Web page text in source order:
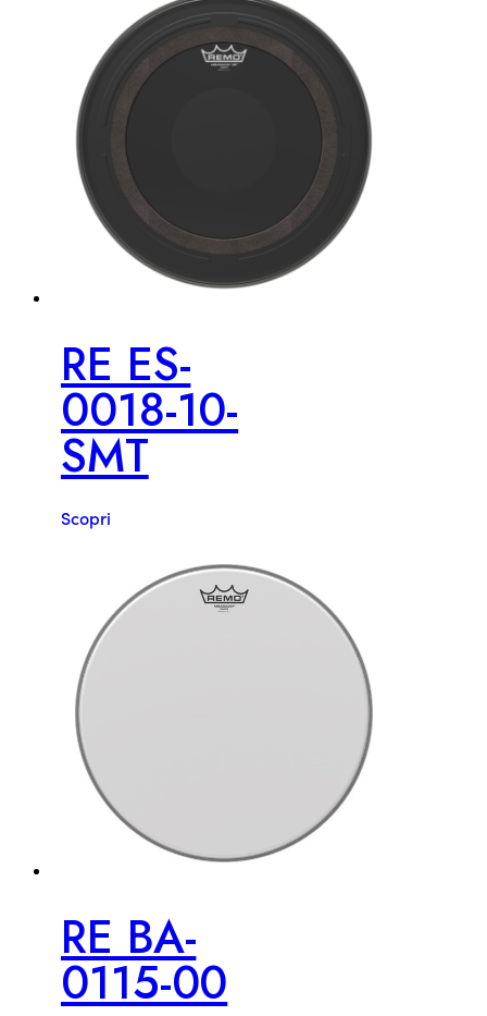
RE ES-
0018-10-
SMT
Scopri
RE BA-
0115-00